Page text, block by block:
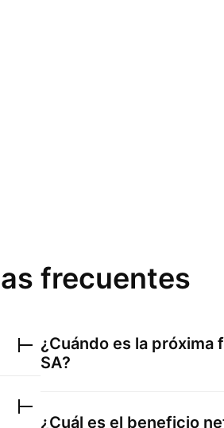
frecuentes
¿Cuándo es la
SA?
¿Cuál es el beneficio